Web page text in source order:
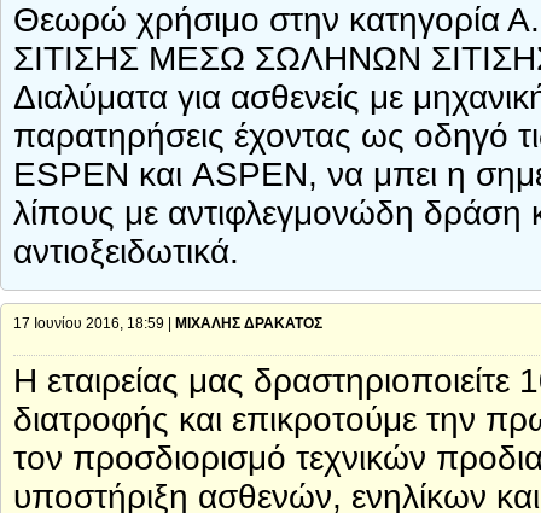
Θεωρώ χρήσιμο στην
ΣΙΤΙΣΗΣ ΜΕΣΩ ΣΩΛΗΝΩΝ
Διαλύματα για ασθενείς με
παρατηρήσεις έχοντας ως οδηγό
ESPEN και ASPEN, να μπει η
λίπους με αντιφλεγμονώδη δράση
αντιοξειδωτικά.
17 Ιουνίου 2016, 18:59 | ΜΙΧΑΛΗΣ ΔΡΑΚΑΤΟΣ
Η εταιρείας μας
διατροφής και επικροτούμε την
τον προσδιορισμό τεχνικών
υποστήριξη ασθενών, ενηλίκων